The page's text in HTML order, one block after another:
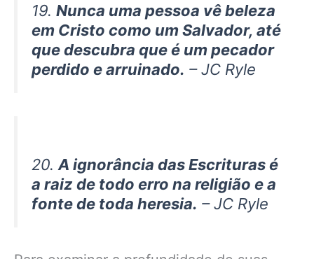
19. Nunca uma pessoa vê beleza
em Cristo como um Salvador, até
que descubra que é um pecador
perdido e arruinado. – JC Ryle
20. A ignorância das Escrituras é
a raiz de todo erro na religião e a
fonte de toda heresia. – JC Ryle